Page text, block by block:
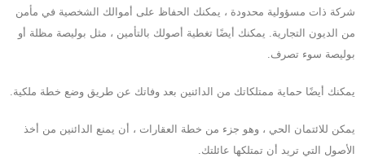
شركة ذات مسؤولية محدودة ، يمكنك الحفاظ على أموالك الشخصية في مأمن
من الديون التجارية. يمكنك أيضًا تغطية أصولك بالتأمين ، مثل بوليصة مظلة أو
بوليصة سوء تصرف.
يمكنك أيضًا حماية ممتلكاتك من الدائنين بعد وفاتك عن طريق وضع خطة ملكية.
يمكن للائتمان الحي ، وهو جزء من خطة العقارات ، أن يمنع الدائنين من أخذ
الأصول التي تريد أن تمتلكها عائلتك.